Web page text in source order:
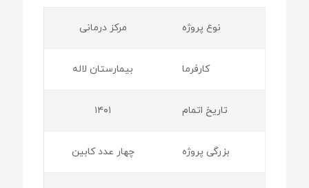
نوع پروژه مرکز درمانی
کارفرما بیمارستان لاله
تاریخ اتمام ۱۴۰۱
بزرگی پروژه چهار عدد کابین